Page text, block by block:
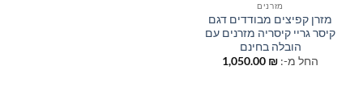
מזרנים
מזרן קפיצים מבודדים דגם
קיסר גריי קיסריה מזרנים עם
הובלה בחינם
החל מ-:
1,050.00 ₪